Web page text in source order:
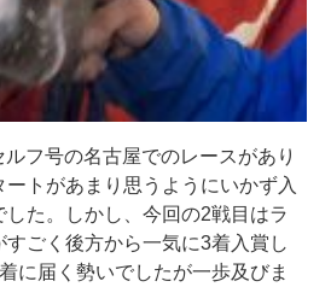
フ号の名古屋でのレースがあり
ートがあまり思うようにいかず入
た。しかし、今回の2戦目はラ
ごく後方から一気に3着入賞し
に届く勢いでしたが一歩及びま